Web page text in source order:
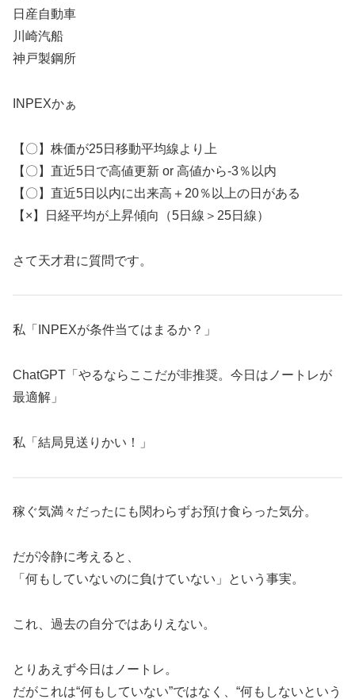
日産自動車
川崎汽船
神戸製鋼所
INPEXかぁ
【〇】株価が25日移動平均線より上
【〇】直近5日で高値更新 or 高値から-3％以内
【〇】直近5日以内に出来高＋20％以上の日がある
【×】日経平均が上昇傾向（5日線＞25日線）
さて天才君に質問です。
私「INPEXが条件当てはまるか？」
ChatGPT「やるならここだが非推奨。今日はノートレが
最適解」
私「結局見送りかい！」
稼ぐ気満々だったにも関わらずお預け食らった気分。
だが冷静に考えると、
「何もしていないのに負けていない」という事実。
これ、過去の自分ではありえない。
とりあえず今日はノートレ。
だがこれは“何もしていない”ではなく、“何もしないという